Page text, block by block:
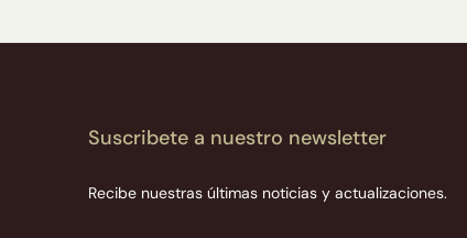
Suscribete a nuestro newsletter
Recibe nuestras últimas noticias y actualizaciones.